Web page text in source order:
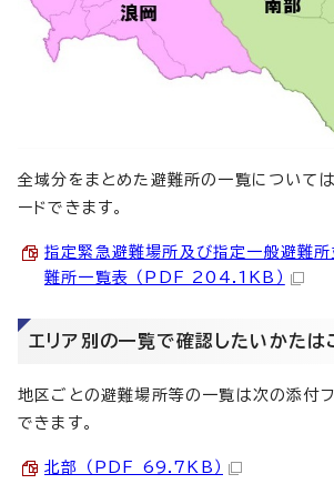
全域分をまとめた避難所の一覧については
ードできます。
指定緊急避難場所及び指定一般避難
難所一覧表 （PDF 204.1KB）
エリア別の一覧で確認したいかたは
地区ごとの避難場所等の一覧は次の添付
できます。
北部 （PDF 69.7KB）